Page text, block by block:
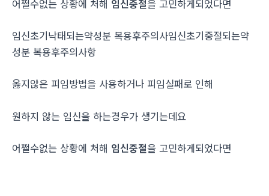
어쩔수없는 상황에 처해 임신중절을 고민하게되었다면
임신초기낙태되는약성분 복용후주의사임신초기중절되는약
성분 복용후주의사항
옳지않은 피임방법을 사용하거나 피임실패로 인해
원하지 않는 임신을 하는경우가 생기는데요
어쩔수없는 상황에 처해 임신중절을 고민하게되었다면